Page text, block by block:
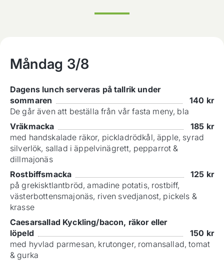
Måndag 3/8
Dagens lunch serveras på tallrik under
sommaren
140 kr
De går även att beställa från vår fasta meny, bla
Vräkmacka
185 kr
med handskalade räkor, pickladrödkål, äpple, syrad
silverlök, sallad i äppelvinägrett, pepparrot &
dillmajonäs
Rostbiffsmacka
125 kr
på grekisktlantbröd, amadine potatis, rostbiff,
västerbottensmajonäs, riven svedjanost, pickels &
krasse
Caesarsallad Kyckling/bacon, räkor eller
löpeld
150 kr
med hyvlad parmesan, krutonger, romansallad, tomat
& gurka